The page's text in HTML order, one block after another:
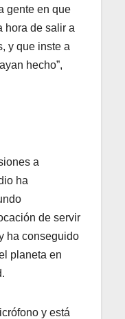
gente en que
hora de salir a
y que inste a
hecho”,
a
ha
de servir
ha conseguido
planeta en
y está